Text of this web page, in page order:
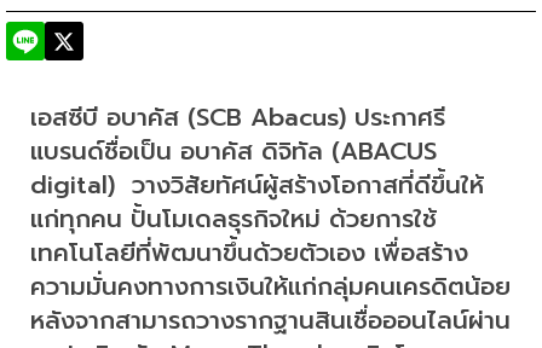
เอสซีบี อบาคัส (SCB Abacus) ประกาศรี
แบรนด์ชื่อเป็น อบาคัส ดิจิทัล (ABACUS
digital)  วางวิสัยทัศน์ผู้สร้างโอกาสที่ดีขึ้นให้
แก่ทุกคน ปั้นโมเดลธุรกิจใหม่ ด้วยการใช้
เทคโนโลยีที่พัฒนาขึ้นด้วยตัวเอง เพื่อสร้าง
ความมั่นคงทางการเงินให้แก่กลุ่มคนเครดิตน้อย
หลังจากสามารถวางรากฐานสินเชื่อออนไลน์ผ่าน